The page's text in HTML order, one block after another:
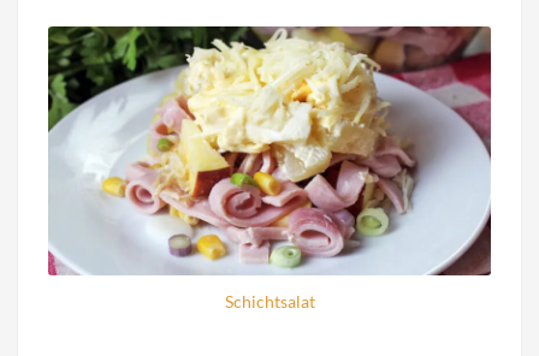
Schichtsalat